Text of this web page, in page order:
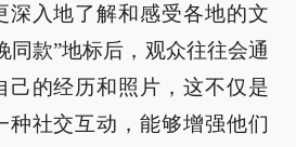
深入地了解和感受各地的文
同款”地标后，观众往往会通
己的经历和照片，这不仅是
种社交互动，能够增强他们